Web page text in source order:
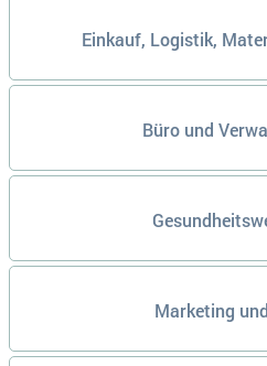
Einkauf, Logistik,
Büro und
Marketing